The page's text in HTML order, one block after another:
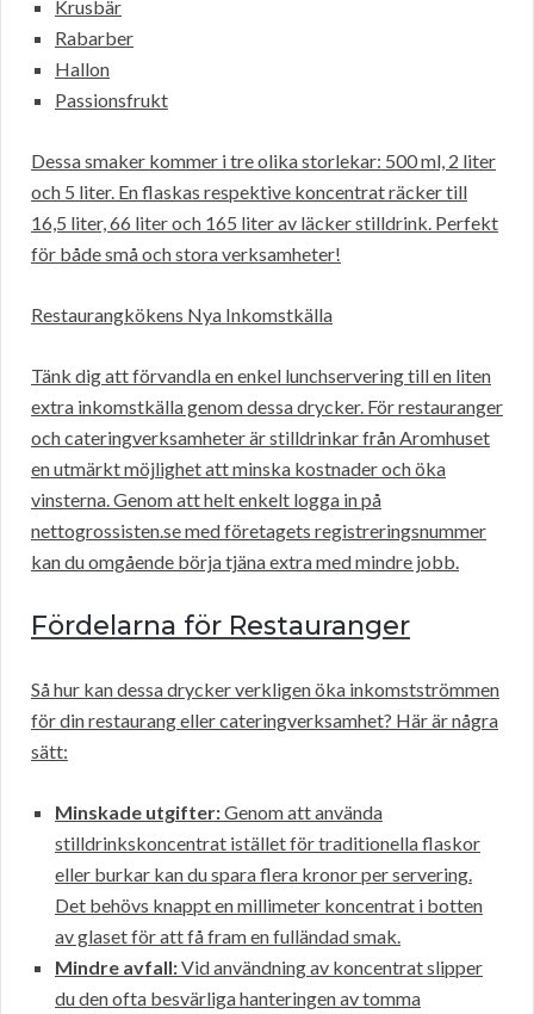
Krusbär
Rabarber
Hallon
Passionsfrukt
Dessa smaker kommer i tre olika storlekar: 500 ml, 2 liter
och 5 liter. En flaskas respektive koncentrat räcker till
16,5 liter, 66 liter och 165 liter av läcker stilldrink. Perfekt
för både små och stora verksamheter!
Restaurangkökens Nya Inkomstkälla
Tänk dig att förvandla en enkel lunchservering till en liten
extra inkomstkälla genom dessa drycker. För restauranger
och cateringverksamheter är stilldrinkar från Aromhuset
en utmärkt möjlighet att minska kostnader och öka
vinsterna. Genom att helt enkelt logga in på
nettogrossisten.se med företagets registreringsnummer
kan du omgående börja tjäna extra med mindre jobb.
Fördelarna för Restauranger
Så hur kan dessa drycker verkligen öka inkomstströmmen
för din restaurang eller cateringverksamhet? Här är några
sätt:
Minskade utgifter:Genom att använda
stilldrinkskoncentrat istället för traditionella flaskor
eller burkar kan du spara flera kronor per servering.
Det behövs knappt en millimeter koncentrat i botten
av glaset för att få fram en fulländad smak.
Mindre avfall:Vid användning av koncentrat slipper
du den ofta besvärliga hanteringen av tomma